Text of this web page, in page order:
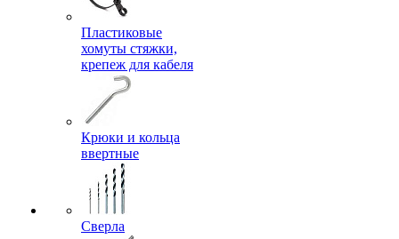
Пластиковые
хомуты стяжки,
крепеж для кабеля
Крюки и кольца
ввертные
Сверла